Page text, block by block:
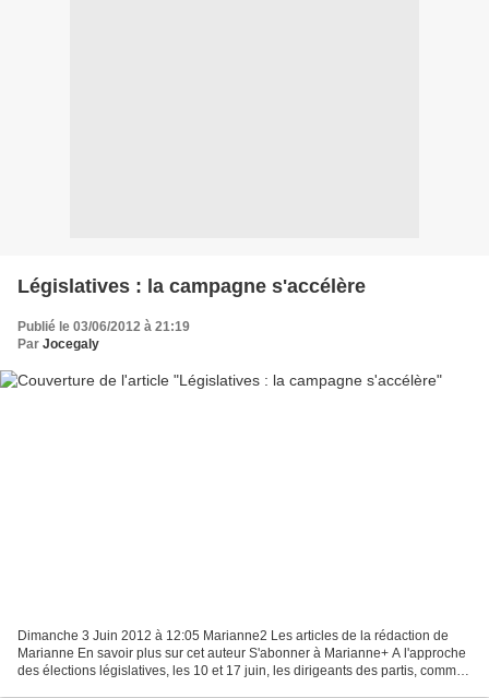
Législatives : la campagne s'accélère
Publié le 03/06/2012 à 21:19
Par Jocegaly
Dimanche 3 Juin 2012 à 12:05 Marianne2 Les articles de la rédaction de
Marianne En savoir plus sur cet auteur S'abonner à Marianne+ A l'approche
des élections législatives, les 10 et 17 juin, les dirigeants des partis, comme